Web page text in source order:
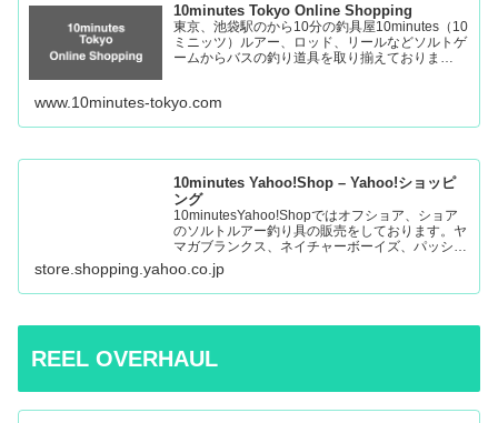
10minutes Tokyo Online Shopping
東京、池袋駅のから10分の釣具屋10minutes（10
ミニッツ）ルアー、ロッド、リールなどソルトゲ
ームからバスの釣り道具を取り揃えておりま
www.10minutes-tokyo.com
10minutes Yahoo!Shop – Yahoo!ショッピ
ング
10minutesYahoo!Shopではオフショア、ショア
のソルトルアー釣り具の販売をしております。ヤ
マガブランクス、ネイチャーボーイズ、パッショ
ンズ、マシオなど:10minutes Yahoo!Shop – 通販
– LINEアカウント…
store.shopping.yahoo.co.jp
REEL OVERHAUL